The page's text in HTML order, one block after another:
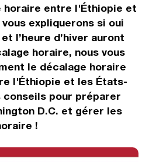
horaire entre l'Éthiopie et
expliquerons si oui
l’heure d’hiver auront
horaire, nous vous
le décalage horaire
l'Éthiopie et les États-
conseils pour préparer
D.C. et gérer les
!